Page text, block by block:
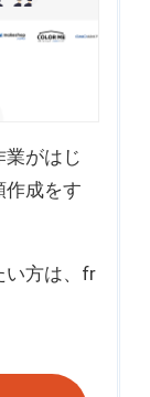
がはじ
作成をす
い方は、fr